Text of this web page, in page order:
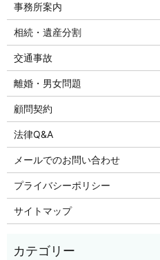
事務所案内
相続・遺産分割
交通事故
離婚・男女問題
顧問契約
法律Q&A
メールでのお問い合わせ
プライバシーポリシー
サイトマップ